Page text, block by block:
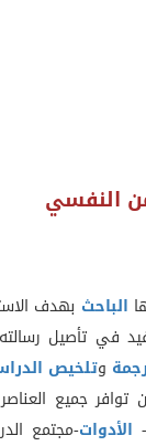
النفسي
الباحث بهدف
في تأصيل
وتلخيص
جميع
- الأدوات-مجتمع